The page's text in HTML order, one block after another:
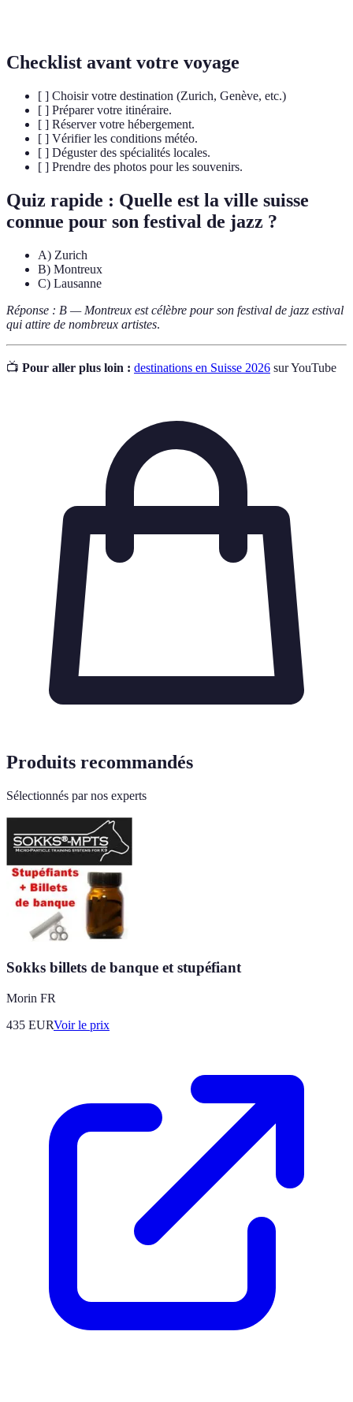
Checklist avant votre voyage
[ ] Choisir votre destination (Zurich, Genève, etc.)
[ ] Préparer votre itinéraire.
[ ] Réserver votre hébergement.
[ ] Vérifier les conditions météo.
[ ] Déguster des spécialités locales.
[ ] Prendre des photos pour les souvenirs.
Quiz rapide : Quelle est la ville suisse
connue pour son festival de jazz ?
A) Zurich
B) Montreux
C) Lausanne
Réponse : B — Montreux est célèbre pour son festival de jazz estival
qui attire de nombreux artistes.
📺 Pour aller plus loin : destinations en Suisse 2026 sur YouTube
Produits recommandés
Sélectionnés par nos experts
Sokks billets de banque et stupéfiant
Morin FR
435 EURVoir le prix